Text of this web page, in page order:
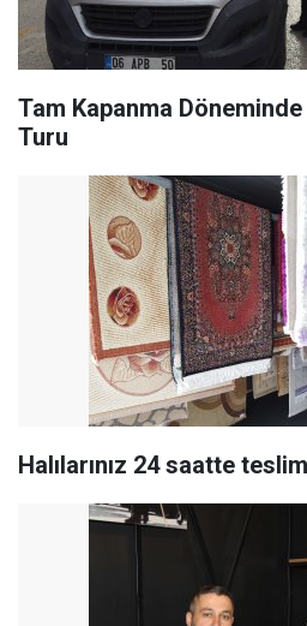
Tam Kapanma
Turu
Halılarınız 24 saatte